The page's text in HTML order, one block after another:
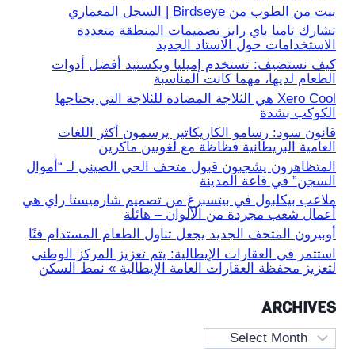
بيت من الطوب من Birdseye | السجل المعماري
تشارك تامبا باي رايز تصميمات المنطقة متعددة
الاستخدامات حول الاستاد الجديد
كيف نستضيف: تستخدم إميليا ويكستيد أفضل أدوات
الطعام لديها، مهما كانت المناسبة
Xero Cool هي الثلاجة المضادة للثلاجة التي يحتاجها
الكوكب بشدة
قانون سود: رسامو الكاريكاتير يرسمون أكثر اللغات
العامية البريطانية فظاظة مع لغويين ماكرين
المتظاهرون يشجبون قبول متحف الحي الصيني لـ “أموال
السجن” في قاعة المدينة
ملاعب بيكلبول في بيتسبرغ من تصميم شارميستا راي هي
أعمال شغب مجردة من الألوان – هائلة
أوبيرون المتحف الجديد يجعل تناول الطعام المستدام فنًا
استثمر في العقارات الإيطالية: يتم تعزيز المركز الوطني
لتعزيز محفظة العقارات العامة الإيطالية » نمط السكن
ARCHIVES
Archives